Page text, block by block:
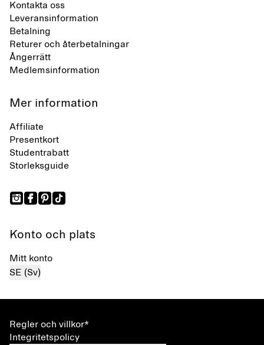
Kontakta oss
Leveransinformation
Betalning
Returer och återbetalningar
Ångerrätt
Medlemsinformation
Mer information
Affiliate
Presentkort
Studentrabatt
Storleksguide
Konto och plats
Mitt konto
SE (Sv)
Regler och villkor*
Integritetspolicy